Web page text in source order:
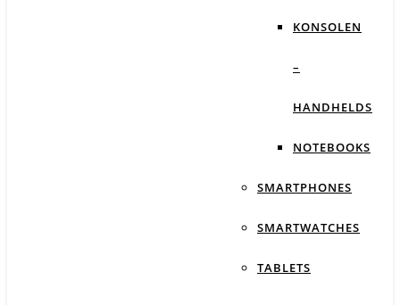
KONSOLEN
–
HANDHELDS
NOTEBOOKS
SMARTPHONES
SMARTWATCHES
TABLETS